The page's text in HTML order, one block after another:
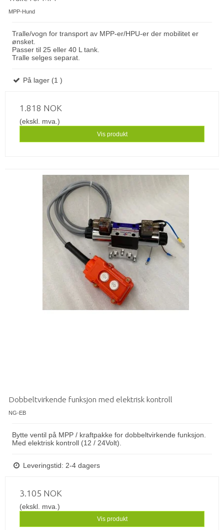
MPP-Hund
Tralle/vogn for transport av MPP-er/HPU-er der mobilitet er
ønsket.
Passer til 25 eller 40 L tank.
Tralle selges separat.
På lager (1 )
1.818 NOK
(ekskl. mva.)
Vis produkt
Dobbeltvirkende funksjon med elektrisk kontroll
NG-EB
Bytte ventil på MPP / ​​kraftpakke for dobbeltvirkende funksjon.
Med elektrisk kontroll (12 / 24Volt).
Leveringstid: 2-4 dagers
3.105 NOK
(ekskl. mva.)
Vis produkt